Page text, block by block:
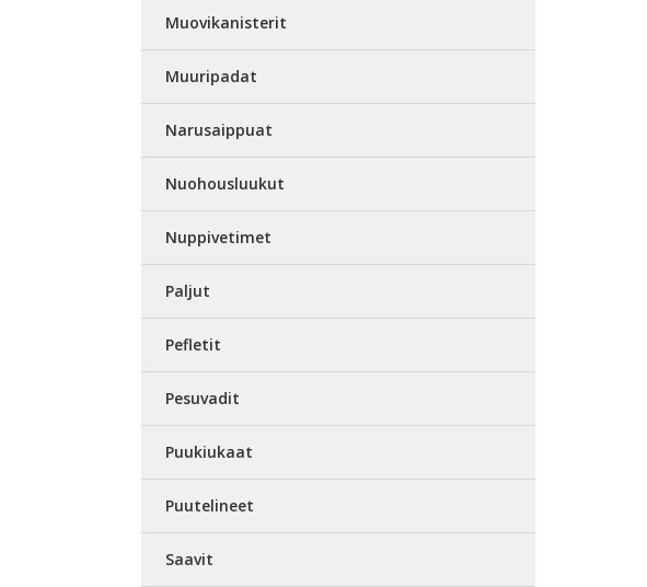
Muovikanisterit
Muuripadat
Narusaippuat
Nuohousluukut
Nuppivetimet
Paljut
Pefletit
Pesuvadit
Puukiukaat
Puutelineet
Saavit